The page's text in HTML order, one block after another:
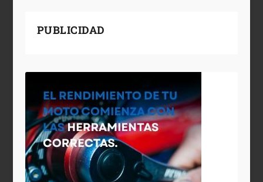
PUBLICIDAD